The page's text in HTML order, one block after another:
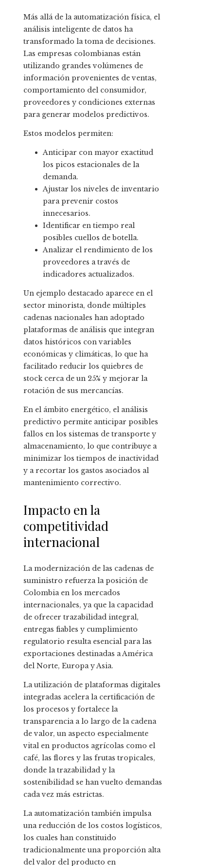
Más allá de la automatización física, el
análisis inteligente de datos ha
transformado la toma de decisiones.
Las empresas colombianas están
utilizando grandes volúmenes de
información provenientes de ventas,
comportamiento del consumidor,
proveedores y condiciones externas
para generar modelos predictivos.
Estos modelos permiten:
Anticipar con mayor exactitud
los picos estacionales de la
demanda.
Ajustar los niveles de inventario
para prevenir costos
innecesarios.
Identificar en tiempo real
posibles cuellos de botella.
Analizar el rendimiento de los
proveedores a través de
indicadores actualizados.
Un ejemplo destacado aparece en el
sector minorista, donde múltiples
cadenas nacionales han adoptado
plataformas de análisis que integran
datos históricos con variables
económicas y climáticas, lo que ha
facilitado reducir los quiebres de
stock cerca de un 25% y mejorar la
rotación de sus mercancías.
En el ámbito energético, el análisis
predictivo permite anticipar posibles
fallos en los sistemas de transporte y
almacenamiento, lo que contribuye a
minimizar los tiempos de inactividad
y a recortar los gastos asociados al
mantenimiento correctivo.
Impacto en la
competitividad
internacional
La modernización de las cadenas de
suministro refuerza la posición de
Colombia en los mercados
internacionales, ya que la capacidad
de ofrecer trazabilidad integral,
entregas fiables y cumplimiento
regulatorio resulta esencial para las
exportaciones destinadas a América
del Norte, Europa y Asia.
La utilización de plataformas digitales
integradas acelera la certificación de
los procesos y fortalece la
transparencia a lo largo de la cadena
de valor, un aspecto especialmente
vital en productos agrícolas como el
café, las flores y las frutas tropicales,
donde la trazabilidad y la
sostenibilidad se han vuelto demandas
cada vez más estrictas.
La automatización también impulsa
una reducción de los costos logísticos,
los cuales han constituido
tradicionalmente una proporción alta
del valor del producto en